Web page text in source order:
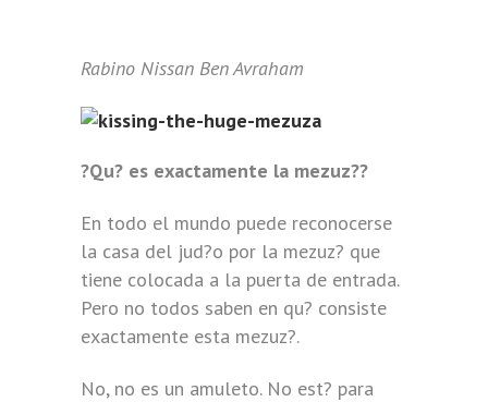
Rabino Nissan Ben Avraham
?Qu? es exactamente la mezuz??
En todo el mundo puede reconocerse
la casa del jud?o por la mezuz? que
tiene colocada a la puerta de entrada.
Pero no todos saben en qu? consiste
exactamente esta mezuz?.
No, no es un amuleto. No est? para